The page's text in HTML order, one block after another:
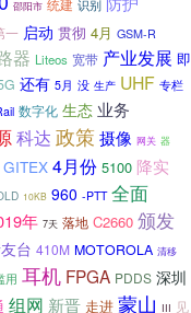
邵阳市 统建 识别
一 启动 贯彻 4月 GSM-R
器 Liteos 宽带 产业发展 即
还有 5月 没 生产 UHF 专栏
数字化 生态 业务
科达 政策摄像 网关 器
GITEX 4月份 5100 降实
10KB 960 -PTT 全面
年 7天 落地 C2660 颁发
台 410M MOTOROLA 清移
用 耳机 FPGA PDDS 深圳
组网 新晋 走进 蒙山 III 见